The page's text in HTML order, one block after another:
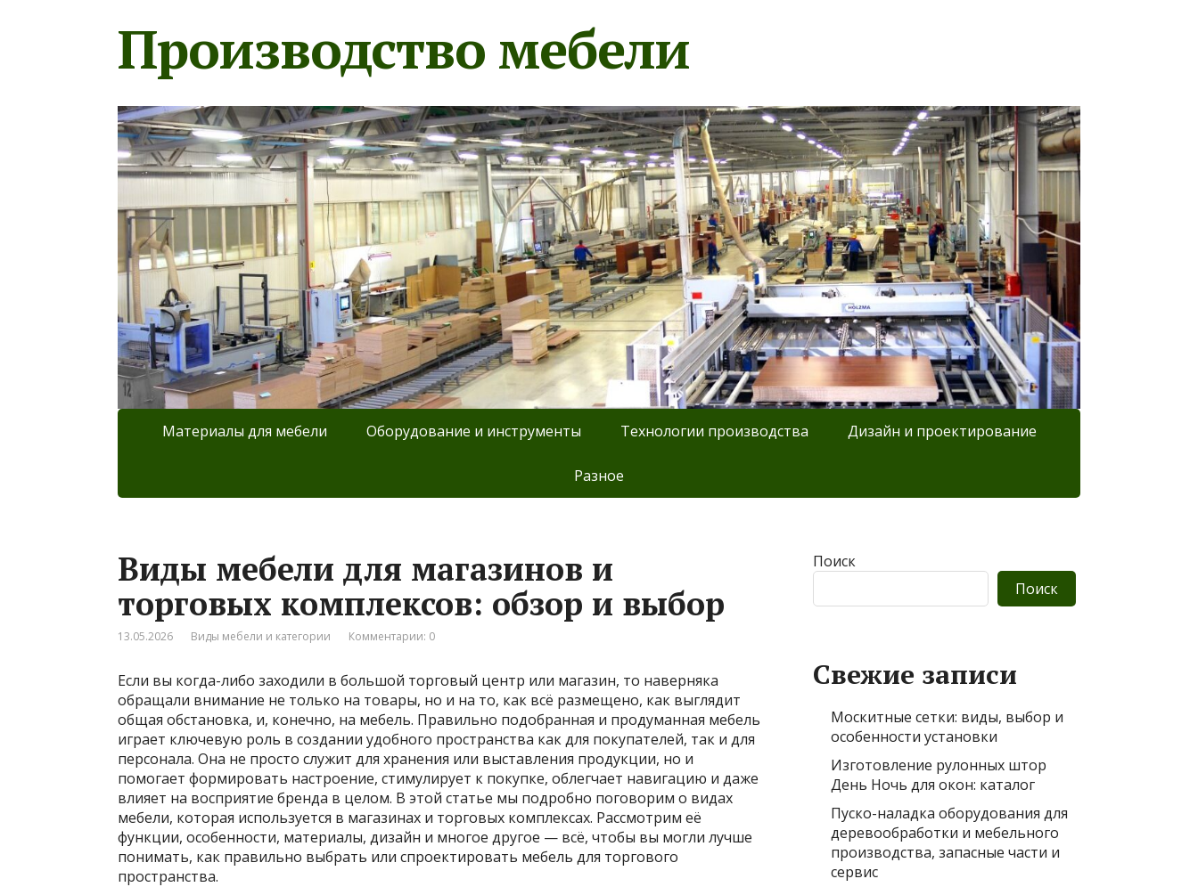
Производство мебели
Материалы для мебели Оборудование и инструменты Технологии производства Дизайн и проектирование
Разное
Виды мебели для магазинов и
торговых комплексов: обзор и выбор
13.05.2026 Виды мебели и категории Комментарии: 0
Если вы когда-либо заходили в большой торговый центр или магазин, то наверняка
обращали внимание не только на товары, но и на то, как всё размещено, как выглядит
общая обстановка, и, конечно, на мебель. Правильно подобранная и продуманная мебель
играет ключевую роль в создании удобного пространства как для покупателей, так и для
персонала. Она не просто служит для хранения или выставления продукции, но и
помогает формировать настроение, стимулирует к покупке, облегчает навигацию и даже
влияет на восприятие бренда в целом. В этой статье мы подробно поговорим о видах
мебели, которая используется в магазинах и торговых комплексах. Рассмотрим её
функции, особенности, материалы, дизайн и многое другое — всё, чтобы вы могли лучше
понимать, как правильно выбрать или спроектировать мебель для торгового
пространства.
Поиск
Поиск
Свежие записи
Москитные сетки: виды, выбор и
особенности установки
Изготовление рулонных штор
День Ночь для окон: каталог
Пуско-наладка оборудования для
деревообработки и мебельного
производства, запасные части и
сервис